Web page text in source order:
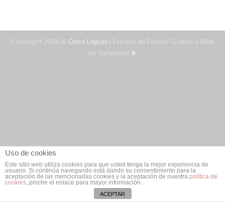
Copyright 2026 © Doce Leguas | Estudio de Diseño Gráfico y Web
en Valladolid ❥
Uso de cookies
Este sitio web utiliza cookies para que usted tenga la mejor experiencia de
usuario. Si continúa navegando está dando su consentimiento para la
aceptación de las mencionadas cookies y la aceptación de nuestra política de
cookies, pinche el enlace para mayor información.
ACEPTAR